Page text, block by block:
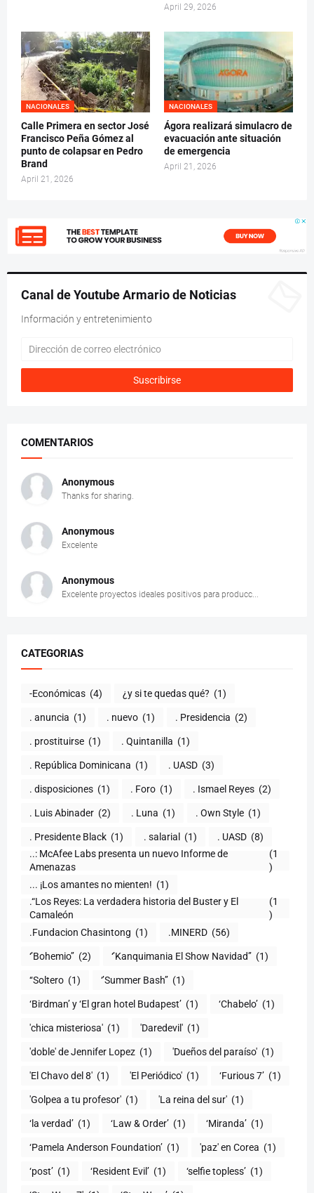
April 29, 2026
NACIONALES
Calle Primera en sector José
Francisco Peña Gómez al
punto de colapsar en Pedro
Brand
April 21, 2026
NACIONALES
Ágora realizará simulacro de
evacuación ante situación
de emergencia
April 21, 2026
Canal de Youtube Armario de Noticias
Información y entretenimiento
COMENTARIOS
Anonymous
Thanks for sharing.
Anonymous
Excelente
Anonymous
Excelente proyectos ideales positivos para producc...
CATEGORIAS
-Económicas (4) ¿y si te quedas qué? (1)
. anuncia (1) . nuevo (1) . Presidencia (2)
. prostituirse (1) . Quintanilla (1)
. República Dominicana (1) . UASD (3)
. disposiciones (1) . Foro (1) . Ismael Reyes (2)
. Luis Abinader (2) . Luna (1) . Own Style (1)
. Presidente Black (1) . salarial (1) . UASD (8)
..: McAfee Labs presenta un nuevo Informe de
(1
)
... ¡Los amantes no mienten! (1)
.“Los Reyes: La verdadera historia del Buster y El
Camaleón
(1
)
.Fundacion Chasintong (1) .MINERD (56)
‘’Bohemio’’ (2) ‘’Kanquimania El Show Navidad’’ (1)
‘‘Soltero (1) ‘’Summer Bash’’ (1)
‘Birdman’ y ‘El gran hotel Budapest’ (1) ‘Chabelo’ (1)
'chica misteriosa' (1) 'Daredevil' (1)
'doble' de Jennifer Lopez (1) 'Dueños del paraíso' (1)
'El Chavo del 8' (1) 'El Periódico' (1) ‘Furious 7’ (1)
'Golpea a tu profesor' (1) 'La reina del sur' (1)
‘la verdad’ (1) ‘Law & Order’ (1) ‘Miranda’ (1)
‘Pamela Anderson Foundation’ (1) 'paz' en Corea (1)
‘post’ (1) ‘Resident Evil’ (1) ‘selfie topless’ (1)